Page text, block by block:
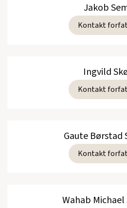
Jakob
Kontakt
Ingvild
Kontakt
Gaute Børstad
Kontakt
Wahab